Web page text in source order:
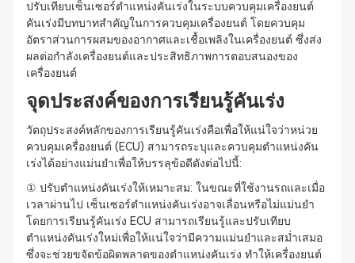
ปรับเทียบเซ็นเซอร์ตำแหน่งคันเร่งในระบบควบคุมเครื่องยนต์
คันเร่งมีบทบาทสำคัญในการควบคุมเครื่องยนต์ โดยควบคุม
อัตราส่วนการผสมของอากาศและเชื้อเพลิงในเครื่องยนต์ ซึ่งส่ง
ผลต่อกำลังเครื่องยนต์และประสิทธิภาพการตอบสนองของ
เครื่องยนต์
จุดประสงค์ของการเรียนรู้คันเร่ง
วัตถุประสงค์หลักของการเรียนรู้คันเร่งคือเพื่อให้แน่ใจว่าหน่วย
ควบคุมเครื่องยนต์ (ECU) สามารถระบุและควบคุมตำแหน่งคัน
เร่งได้อย่างแม่นยำเพื่อให้บรรลุข้อดีดังต่อไปนี้:
① ปรับตำแหน่งคันเร่งให้เหมาะสม: ในขณะที่ใช้งานรถและเมื่อ
เวลาผ่านไป เซ็นเซอร์ตำแหน่งคันเร่งอาจเลื่อนหรือไม่แม่นยำ
โดยการเรียนรู้คันเร่ง ECU สามารถเรียนรู้และปรับเทียบ
ตำแหน่งคันเร่งใหม่เพื่อให้แน่ใจว่ามีความแม่นยำและสม่ำเสมอ
ซึ่งจะช่วยขจัดข้อผิดพลาดของตำแหน่งคันเร่ง ทำให้เครื่องยนต์